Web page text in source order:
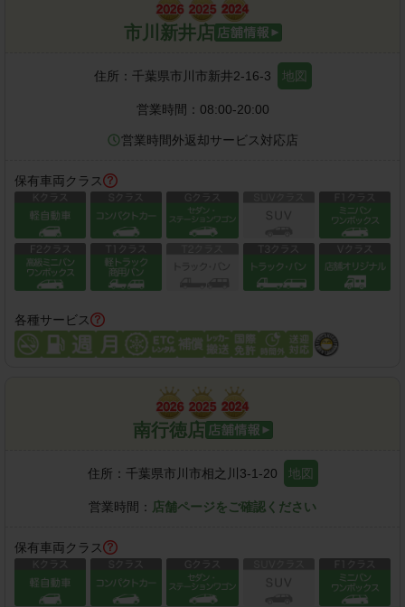
市川新井店
住所： 千葉県市川市新井2-16-3 地図
営業時間： 08:00-20:00
営業時間外返却サービス対応店
保有車両クラス
各種サービス
南行徳店
住所： 千葉県市川市相之川3-1-20 地図
営業時間： 店舗ページをご確認ください
保有車両クラス